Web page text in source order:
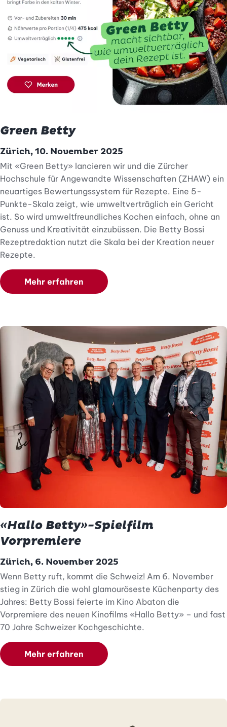
Green Betty
Zürich, 10. November 2025
Mit «Green Betty» lancieren wir und die Zürcher
Hochschule für Angewandte Wissenschaften (ZHAW) ein
neuartiges Bewertungssystem für Rezepte. Eine 5-
Punkte-Skala zeigt, wie umweltverträglich ein Gericht
ist. So wird umweltfreundliches Kochen einfach, ohne an
Genuss und Kreativität einzubüssen. Die Betty Bossi
Rezeptredaktion nutzt die Skala bei der Kreation neuer
Rezepte.
Mehr erfahren
«Hallo Betty»-Spielfilm
Vorpremiere
Zürich, 6. November 2025
Wenn Betty ruft, kommt die Schweiz! Am 6. November
stieg in Zürich die wohl glamouröseste Küchenparty des
Jahres: Betty Bossi feierte im Kino Abaton die
Vorpremiere des neuen Kinofilms «Hallo Betty» – und fast
70 Jahre Schweizer Kochgeschichte.
Mehr erfahren